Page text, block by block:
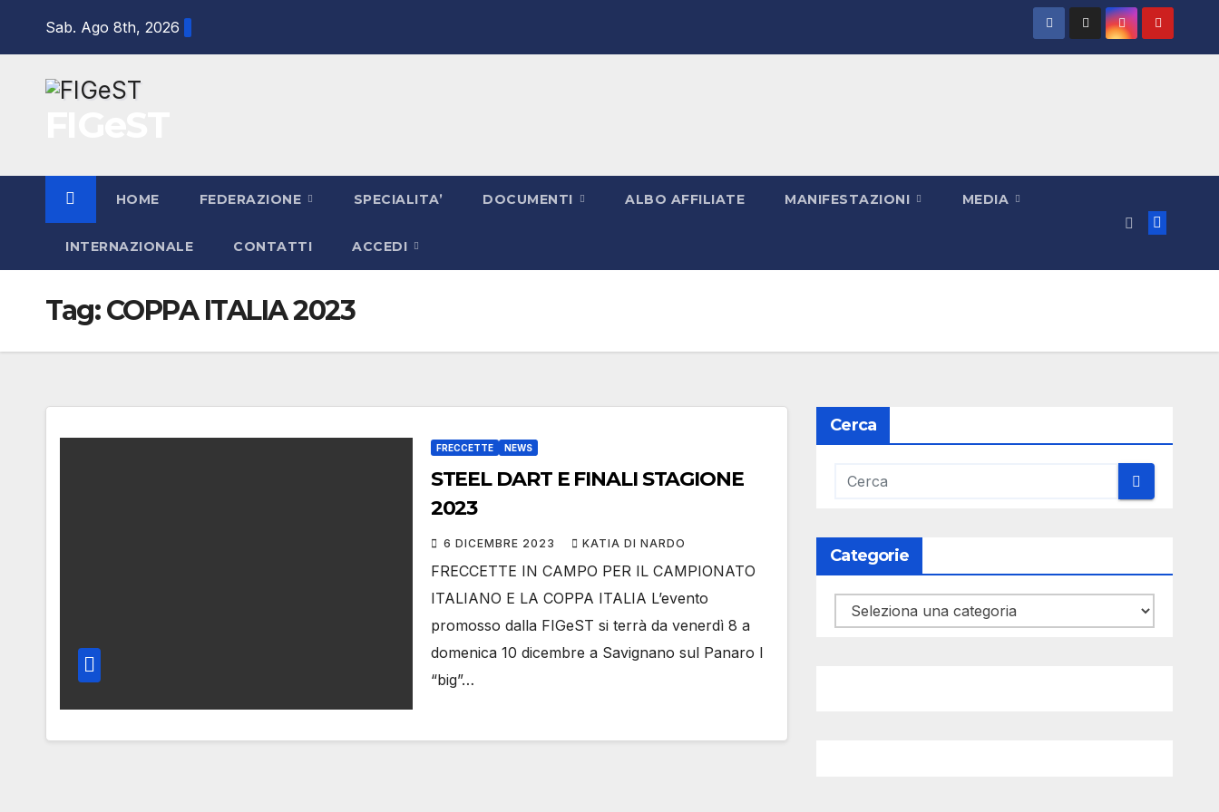
Sab. Ago 8th, 2026
HOME FEDERAZIONE SPECIALITA’ DOCUMENTI ALBO AFFILIATE MANIFESTAZIONI MEDIA
INTERNAZIONALE CONTATTI ACCEDI
Tag:COPPA ITALIA 2023
FRECCETTE NEWS
STEEL DART E FINALI STAGIONE
2023
6 DICEMBRE 2023 KATIA DI NARDO
FRECCETTE IN CAMPO PER IL CAMPIONATO
ITALIANO E LA COPPA ITALIA L’evento
promosso dalla FIGeST si terrà da venerdì 8 a
domenica 10 dicembre a Savignano sul Panaro I
“big”…
Cerca
Categorie
Categorie